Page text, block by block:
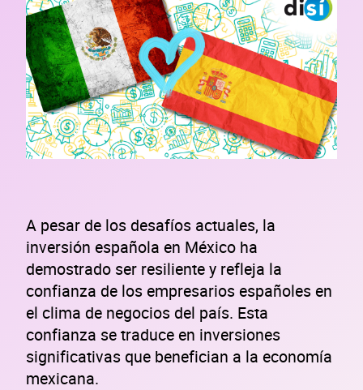
A pesar de los desafíos actuales, la
inversión española en México ha
demostrado ser resiliente y refleja la
confianza de los empresarios españoles en
el clima de negocios del país. Esta
confianza se traduce en inversiones
significativas que benefician a la economía
mexicana.